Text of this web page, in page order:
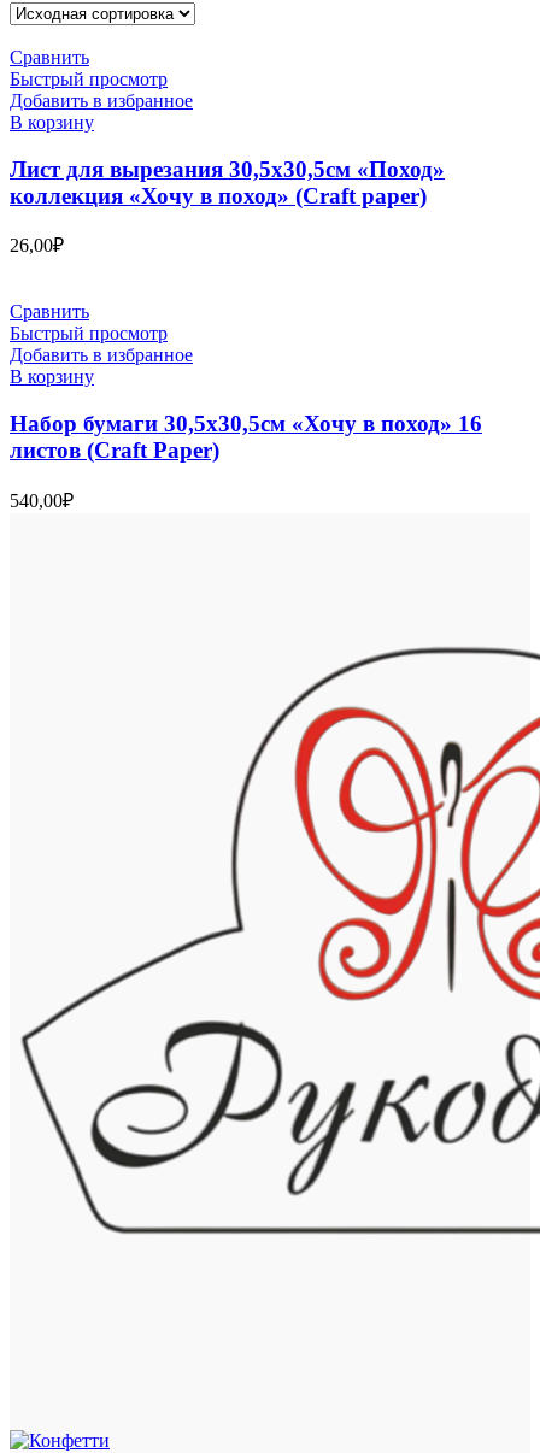
Сравнить
Быстрый просмотр
Добавить в избранное
В корзину
Лист для вырезания 30,5х30,5см «Поход»
коллекция «Хочу в поход» (Craft paper)
26,00₽
Сравнить
Быстрый просмотр
Добавить в избранное
В корзину
Набор бумаги 30,5х30,5см «Хочу в поход» 16
листов (Craft Paper)
540,00₽